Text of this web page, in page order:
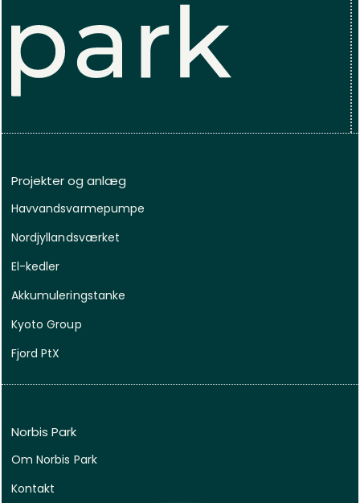
Projekter og anlæg
Havvandsvarmepumpe
Nordjyllandsværket
El-kedler
Akkumuleringstanke
Kyoto Group
Fjord PtX
Norbis Park
Om Norbis Park
Kontakt